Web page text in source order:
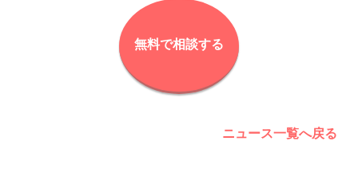
無料で相談する
ニュース一覧へ戻る